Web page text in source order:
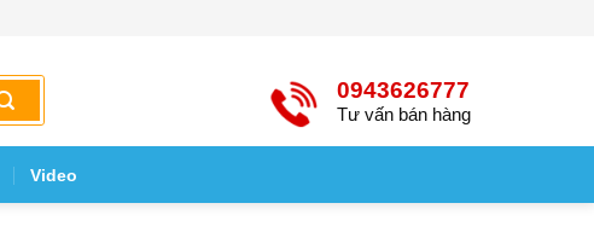
0943626777
Tư vấn bán hàng
Video